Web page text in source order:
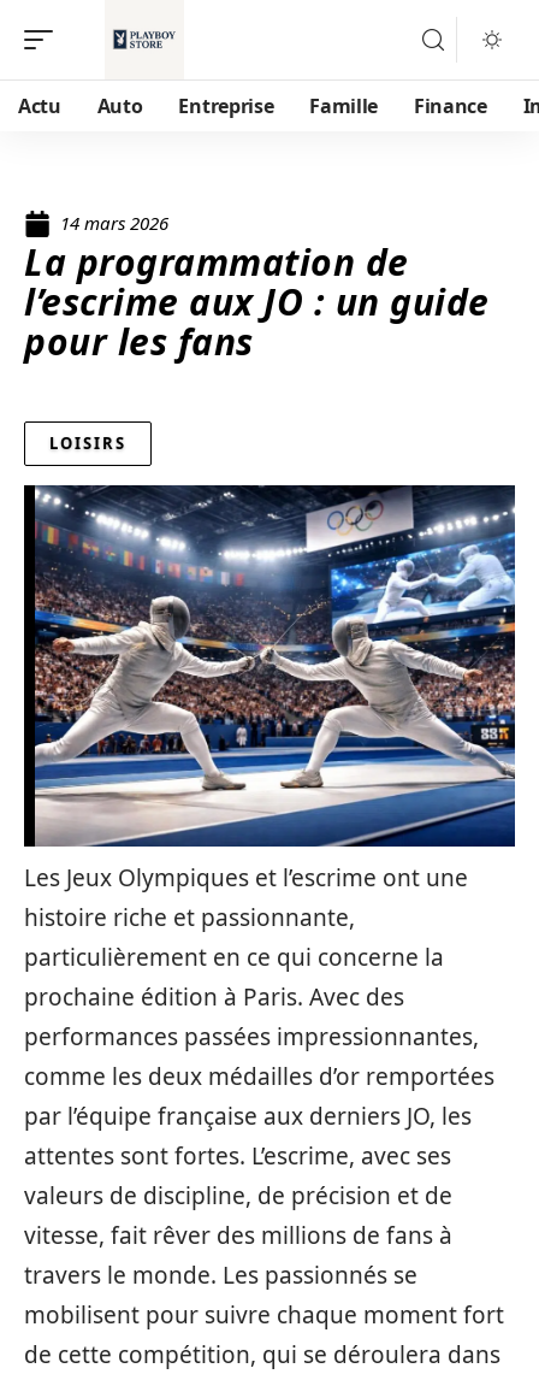
Actu Auto Entreprise Famille Finance
14 mars 2026
La programmation de
l’escrime aux JO : un guide
pour les fans
LOISIRS
Les Jeux Olympiques et l’escrime ont une
histoire riche et passionnante,
particulièrement en ce qui concerne la
prochaine édition à Paris. Avec des
performances passées impressionnantes,
comme les deux médailles d’or remportées
par l’équipe française aux derniers JO, les
attentes sont fortes. L’escrime, avec ses
valeurs de discipline, de précision et de
vitesse, fait rêver des millions de fans à
travers le monde. Les passionnés se
mobilisent pour suivre chaque moment fort
de cette compétition, qui se déroulera dans